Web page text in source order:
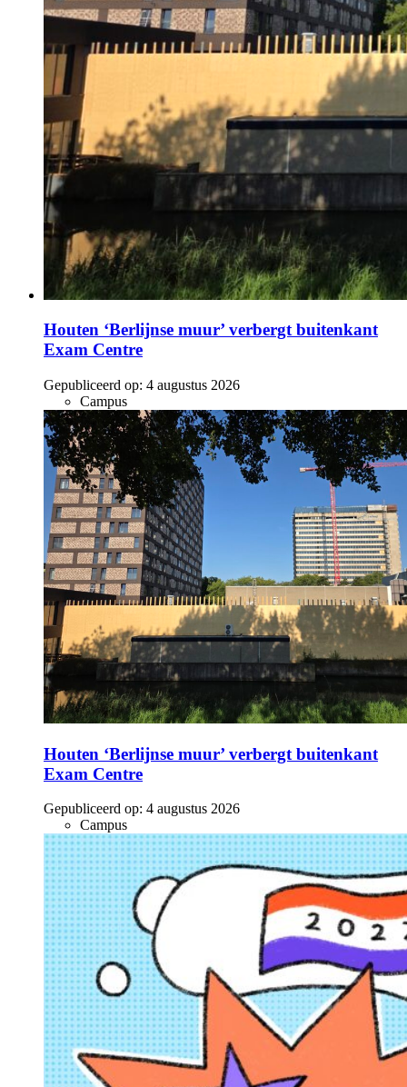
Houten ‘Berlijnse muur’ verbergt buitenkant
Exam Centre
Gepubliceerd op: 4 augustus 2026
Campus
Houten ‘Berlijnse muur’ verbergt buitenkant
Exam Centre
Gepubliceerd op: 4 augustus 2026
Campus